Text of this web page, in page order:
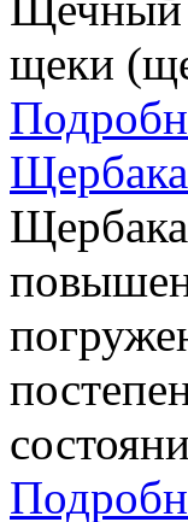
щеки